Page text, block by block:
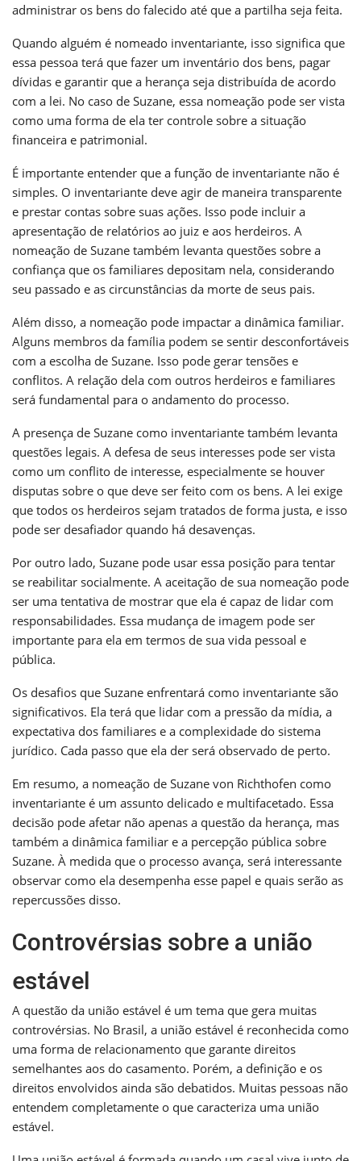
administrar os bens do falecido até que a partilha seja feita.
Quando alguém é nomeado inventariante, isso significa que
essa pessoa terá que fazer um inventário dos bens, pagar
dívidas e garantir que a herança seja distribuída de acordo
com a lei. No caso de Suzane, essa nomeação pode ser vista
como uma forma de ela ter controle sobre a situação
financeira e patrimonial.
É importante entender que a função de inventariante não é
simples. O inventariante deve agir de maneira transparente
e prestar contas sobre suas ações. Isso pode incluir a
apresentação de relatórios ao juiz e aos herdeiros. A
nomeação de Suzane também levanta questões sobre a
confiança que os familiares depositam nela, considerando
seu passado e as circunstâncias da morte de seus pais.
Além disso, a nomeação pode impactar a dinâmica familiar.
Alguns membros da família podem se sentir desconfortáveis
com a escolha de Suzane. Isso pode gerar tensões e
conflitos. A relação dela com outros herdeiros e familiares
será fundamental para o andamento do processo.
A presença de Suzane como inventariante também levanta
questões legais. A defesa de seus interesses pode ser vista
como um conflito de interesse, especialmente se houver
disputas sobre o que deve ser feito com os bens. A lei exige
que todos os herdeiros sejam tratados de forma justa, e isso
pode ser desafiador quando há desavenças.
Por outro lado, Suzane pode usar essa posição para tentar
se reabilitar socialmente. A aceitação de sua nomeação pode
ser uma tentativa de mostrar que ela é capaz de lidar com
responsabilidades. Essa mudança de imagem pode ser
importante para ela em termos de sua vida pessoal e
pública.
Os desafios que Suzane enfrentará como inventariante são
significativos. Ela terá que lidar com a pressão da mídia, a
expectativa dos familiares e a complexidade do sistema
jurídico. Cada passo que ela der será observado de perto.
Em resumo, a nomeação de Suzane von Richthofen como
inventariante é um assunto delicado e multifacetado. Essa
decisão pode afetar não apenas a questão da herança, mas
também a dinâmica familiar e a percepção pública sobre
Suzane. À medida que o processo avança, será interessante
observar como ela desempenha esse papel e quais serão as
repercussões disso.
Controvérsias sobre a união
estável
A questão da união estável é um tema que gera muitas
controvérsias. No Brasil, a união estável é reconhecida como
uma forma de relacionamento que garante direitos
semelhantes aos do casamento. Porém, a definição e os
direitos envolvidos ainda são debatidos. Muitas pessoas não
entendem completamente o que caracteriza uma união
estável.